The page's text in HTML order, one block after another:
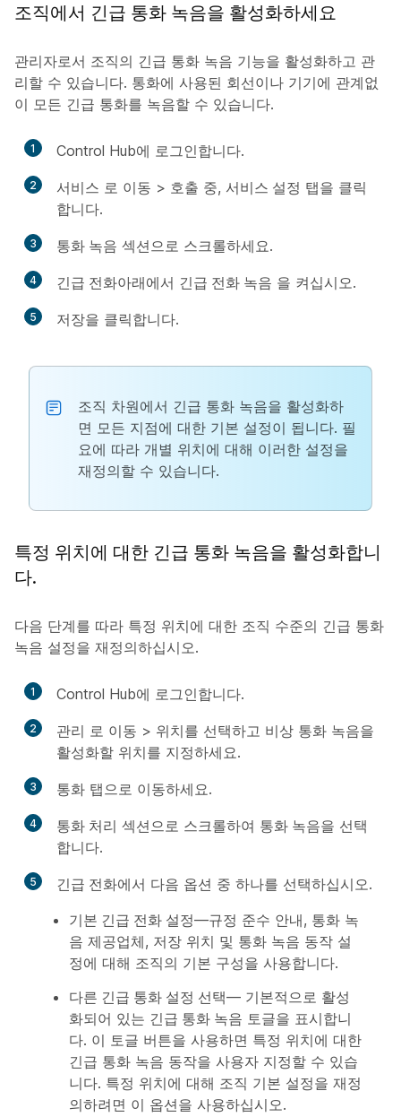
조직에서 긴급 통화 녹음을 활성화하세요
관리자로서 조직의 긴급 통화 녹음 기능을 활성화하고 관
리할 수 있습니다. 통화에 사용된 회선이나 기기에 관계없
이 모든 긴급 통화를 녹음할 수 있습니다.
1 Control Hub에 로그인합니다.
2 서비스 로 이동 > 호출 중, 서비스 설정 탭을 클릭
합니다.
3 통화 녹음 섹션으로 스크롤하세요.
4 긴급 전화아래에서 긴급 전화 녹음 을 켜십시오.
5 저장을 클릭합니다.
조직 차원에서 긴급 통화 녹음을 활성화하
면 모든 지점에 대한 기본 설정이 됩니다. 필
요에 따라 개별 위치에 대해 이러한 설정을
재정의할 수 있습니다.
특정 위치에 대한 긴급 통화 녹음을 활성화합니
다.
다음 단계를 따라 특정 위치에 대한 조직 수준의 긴급 통화
녹음 설정을 재정의하십시오.
1 Control Hub에 로그인합니다.
2 관리 로 이동 > 위치를 선택하고 비상 통화 녹음을
활성화할 위치를 지정하세요.
3 통화 탭으로 이동하세요.
4 통화 처리 섹션으로 스크롤하여 통화 녹음을 선택
합니다.
5 긴급 전화에서 다음 옵션 중 하나를 선택하십시오.
기본 긴급 전화 설정—규정 준수 안내, 통화 녹
음 제공업체, 저장 위치 및 통화 녹음 동작 설
정에 대해 조직의 기본 구성을 사용합니다.
다른 긴급 통화 설정 선택— 기본적으로 활성
화되어 있는 긴급 통화 녹음 토글을 표시합니
다. 이 토글 버튼을 사용하면 특정 위치에 대한
긴급 통화 녹음 동작을 사용자 지정할 수 있습
니다. 특정 위치에 대해 조직 기본 설정을 재정
의하려면 이 옵션을 사용하십시오.